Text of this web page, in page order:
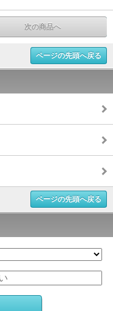
次の商品へ
ページの先頭へ戻る
ページの先頭へ戻る